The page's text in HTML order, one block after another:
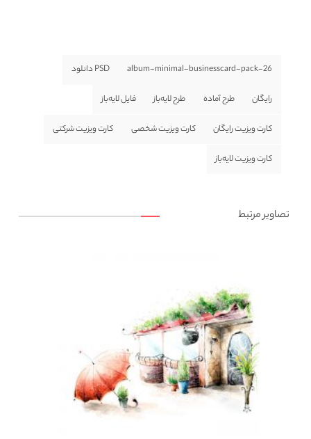
album-minimal-businesscard-pack-26 PSD دانلود
رایگان طرح آماده طرح لایه‌باز فایل لایه‌باز
کارت ویزیت رایگان کارت ویزیت شخصی کارت ویزیت شرکتی
کارت ویزیت لایه‌باز
تصاویر مرتبط